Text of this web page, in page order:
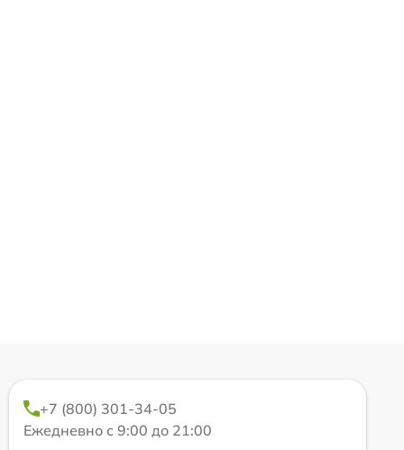
+7 (800) 301-34-05
Ежедневно с 9:00 до 21:00